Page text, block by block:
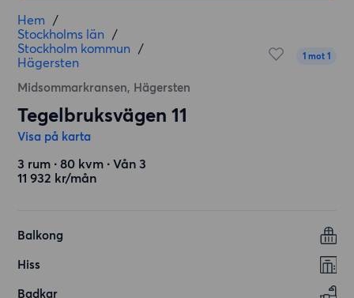
Hem /
Stockholms län /
Stockholm kommun /
Hägersten
Midsommarkransen, Hägersten
1 mot 1
Tegelbruksvägen 11
Visa på karta
3 rum ∙ 80 kvm ∙ Vån 3
11 932 kr/mån
Balkong
Hiss
Badkar